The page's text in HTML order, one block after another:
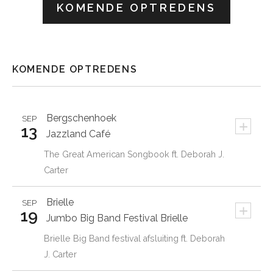
KOMENDE OPTREDENS
KOMENDE OPTREDENS
Bergschenhoek +
SEP
13 Jazzland Café
The Great American Songbook ft. Deborah J.
Carter
Brielle +
SEP
19 Jumbo Big Band Festival Brielle
Brielle Big Band festival afsluiting ft. Deborah
J. Carter